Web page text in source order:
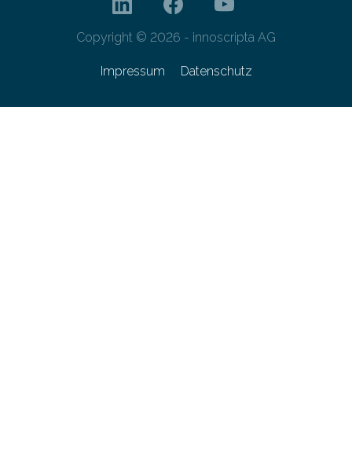
Copyright © 2026 - innoscripta AG
Impressum Datenschutz